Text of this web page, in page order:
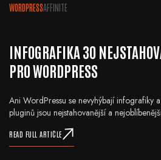
WORDPRESSAFFINITE
INFOGRAFIKA 30
PRO WORDPRESS
Ani WordPressu se nevyhýbají infografiky
pluginů jsou nejstahovanější a
READ FULL ARTICLE